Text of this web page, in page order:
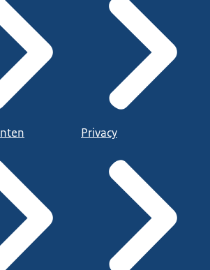
Privacy